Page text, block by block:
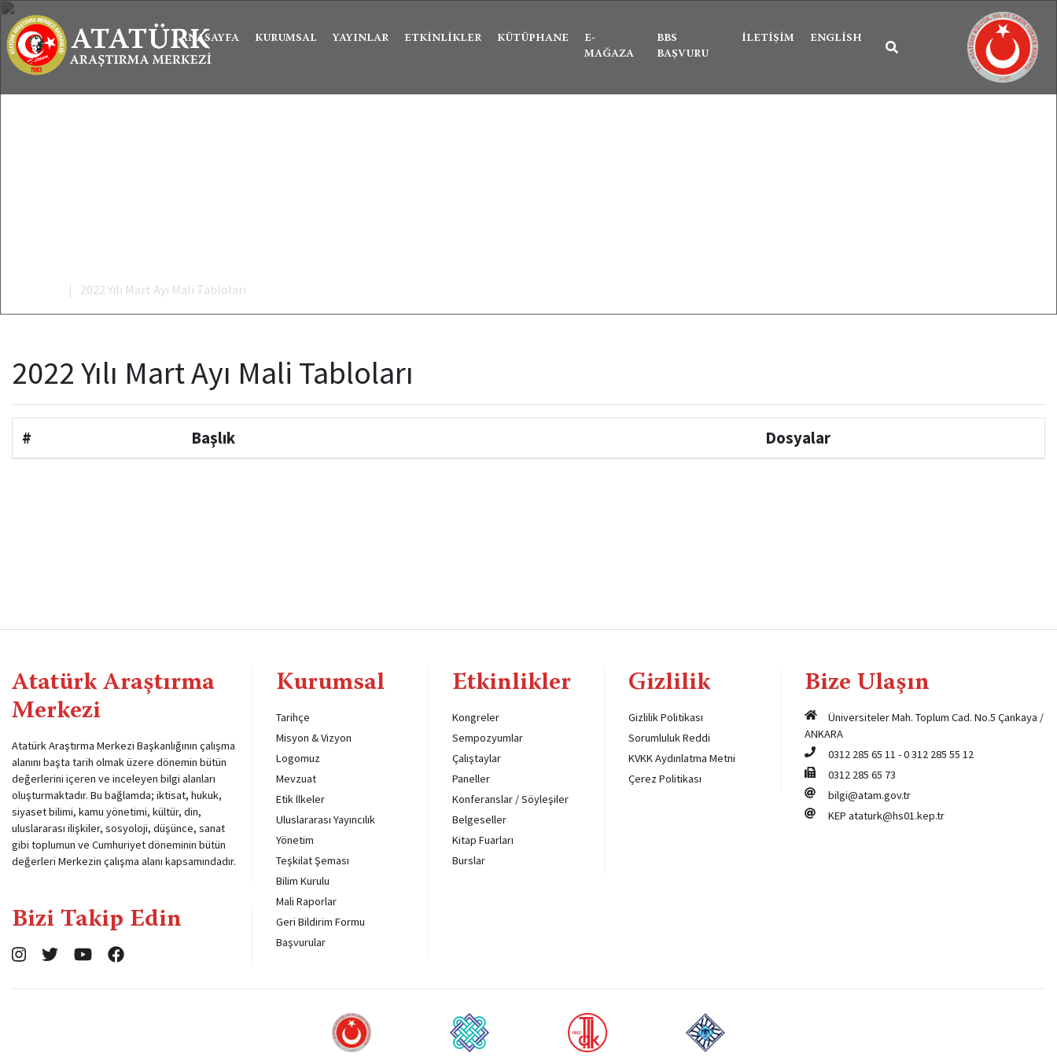
ANASAYFA KURUMSAL YAYINLAR ETKINLIKLER KÜTÜPHANE
E-
MAĞAZA
BBS
BAŞVURU
İLETIŞIM ENGLISH
2022 Yılı Mart Ayı Mali Tabloları
2022 Yılı Mart Ayı Mali Tabloları
# Başlık Dosyalar
Atatürk Araştırma
Merkezi
Atatürk Araştırma Merkezi Başkanlığının çalışma
alanını başta tarih olmak üzere dönemin bütün
değerlerini içeren ve inceleyen bilgi alanları
oluşturmaktadır. Bu bağlamda; iktisat, hukuk,
siyaset bilimi, kamu yönetimi, kültür, din,
uluslararası ilişkiler, sosyoloji, düşünce, sanat
gibi toplumun ve Cumhuriyet döneminin bütün
değerleri Merkezin çalışma alanı kapsamındadır.
Bizi Takip Edin
Kurumsal
Tarihçe
Misyon & Vizyon
Logomuz
Mevzuat
Etik İlkeler
Uluslararası Yayıncılık
Yönetim
Teşkilat Şeması
Bilim Kurulu
Mali Raporlar
Geri Bildirim Formu
Başvurular
Etkinlikler
Kongreler
Sempozyumlar
Çalıştaylar
Paneller
Konferanslar / Söyleşiler
Belgeseller
Kitap Fuarları
Burslar
Gizlilik
Gizlilik Politikası
Sorumluluk Reddi
KVKK Aydınlatma Metni
Çerez Politikası
Bize Ulaşın
Üniversiteler Mah. Toplum Cad. No.5 Çankaya /
ANKARA
0312 285 65 11 -0 312 285 55 12
0312 285 65 73
bilgi@atam.gov.tr
KEP ataturk@hs01.kep.tr